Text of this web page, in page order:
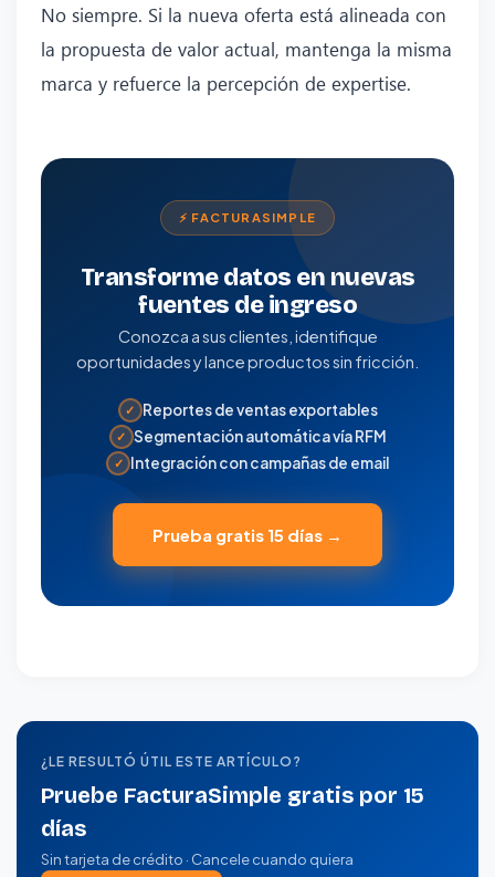
No siempre. Si la nueva oferta está alineada con
la propuesta de valor actual, mantenga la misma
marca y refuerce la percepción de expertise.
⚡ FACTURASIMPLE
Transforme datos en nuevas
fuentes de ingreso
Conozca a sus clientes, identifique
oportunidades y lance productos sin fricción.
✓ Reportes de ventas exportables
✓ Segmentación automática vía RFM
✓ Integración con campañas de email
Prueba gratis 15 días →
¿LE RESULTÓ ÚTIL ESTE ARTÍCULO?
Pruebe FacturaSimple gratis por 15
días
Sin tarjeta de crédito · Cancele cuando quiera